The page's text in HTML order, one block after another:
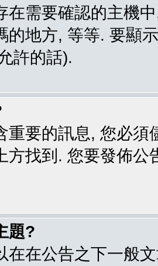
在需要確認的主機
的地方, 等等. 要顯
許的話).
重要的訊息, 您必
方找到. 您要發佈
題?
在在公告之下一般